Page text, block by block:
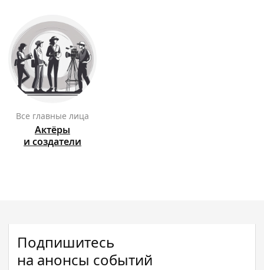
Все главные лица
Актёры
и создатели
Подпишитесь
на анонсы событий